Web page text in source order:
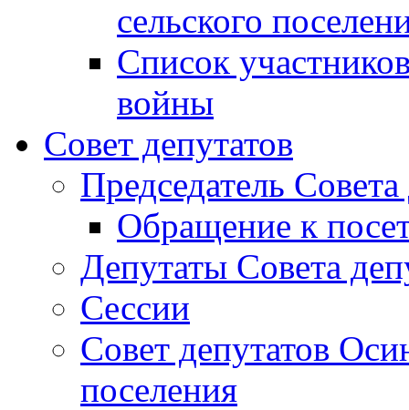
сельского
Список
войны
Совет депутатов
Председатель Совета
Обращение к
Депутаты Совета
Сессии
Совет депутатов
поселения